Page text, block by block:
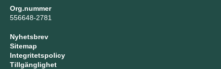
Org.nummer
556648-2781
Nyhetsbrev
Sitemap
Integritetspolicy
Tillgänglighet